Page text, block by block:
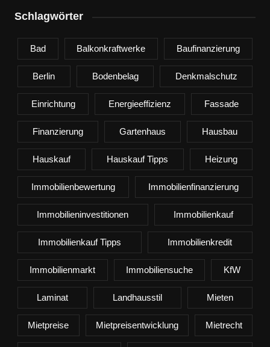
Schlagwörter
Bad Balkonkraftwerke Baufinanzierung
Berlin Bodenbelag Denkmalschutz
Einrichtung Energieeffizienz Fassade
Finanzierung Gartenhaus Hausbau
Hauskauf Hauskauf Tipps Heizung
Immobilienbewertung Immobilienfinanzierung
Immobilieninvestitionen Immobilienkauf
Immobilienkauf Tipps Immobilienkredit
Immobilienmarkt Immobiliensuche KfW
Laminat Landhausstil Mieten
Mietpreise Mietpreisentwicklung Mietrecht